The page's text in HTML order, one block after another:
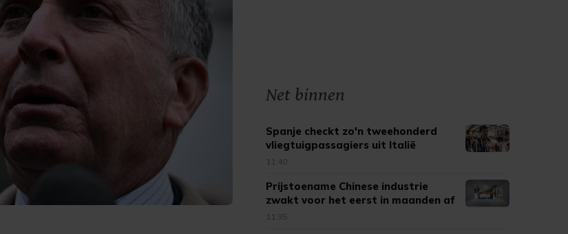
Net binnen
Spanje checkt zo'n tweehonderd
vliegtuigpassagiers uit Italië
11:40
Prijstoename Chinese industrie
zwakt voor het eerst in maanden af
11:35